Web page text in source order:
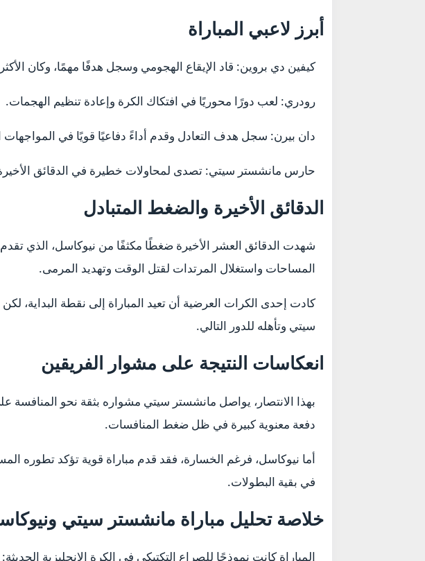
أبرز لاعبي المباراة
كيفين دي بروين: قاد الإيقاع الهجومي وسجل هدفًا مهمًا، وكان
رودري: لعب دورًا محوريًا في افتكاك الكرة وإعادة تنظيم الهجمات.
دان بيرن: سجل هدف التعادل وقدم أداءً دفاعيًا قويًا في المواجهات
حارس مانشستر سيتي: تصدى لمحاولات خطيرة في الدقائق
الدقائق الأخيرة والضغط المتبادل
شهدت الدقائق العشر الأخيرة ضغطًا مكثفًا من نيوكاسل، الذي
المساحات واستغلال المرتدات لقتل الوقت وتهديد المرمى.
كادت إحدى الكرات العرضية أن تعيد المباراة إلى نقطة البداية،
سيتي وتأهله للدور التالي.
انعكاسات النتيجة على مشوار الفريقين
بهذا الانتصار، يواصل مانشستر سيتي مشواره بثقة نحو المنافسة
دفعة معنوية كبيرة في ظل ضغط المنافسات.
أما نيوكاسل، فرغم الخسارة، فقد قدم مباراة قوية تؤكد تطوره
في بقية البطولات.
خلاصة تحليل مباراة مانشستر سيتي
المباراة كانت نموذجًا للصراع التكتيكي في الكرة الإنجليزية